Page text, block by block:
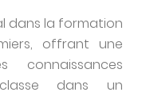
dans la formation
offrant une
connaissances
dans un